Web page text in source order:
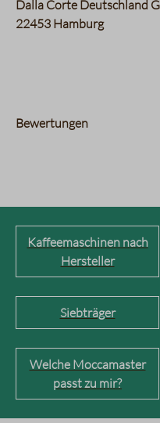
Dalla Corte Deutschland
22453 Hamburg
Bewertungen
Kaffeemaschinen nach
Hersteller
Siebträger
Welche Moccamaster
passt zu mir?